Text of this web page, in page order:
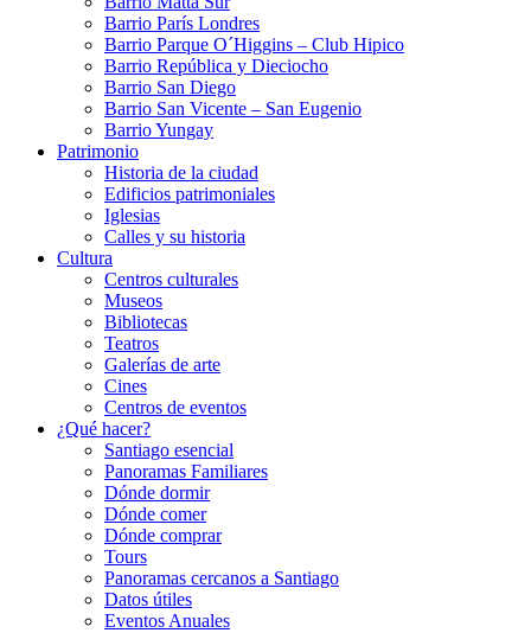
Barrio Parí­s Londres
Barrio Parque O´Higgins – Club Hipico
Barrio República y Dieciocho
Barrio San Diego
Barrio San Vicente – San Eugenio
Barrio Yungay
Patrimonio
Historia de la ciudad
Edificios patrimoniales
Iglesias
Calles y su historia
Cultura
Centros culturales
Museos
Bibliotecas
Teatros
Galerí­as de arte
Cines
Centros de eventos
¿Qué hacer?
Santiago esencial
Panoramas Familiares
Dónde dormir
Dónde comer
Dónde comprar
Tours
Panoramas cercanos a Santiago
Datos útiles
Eventos Anuales